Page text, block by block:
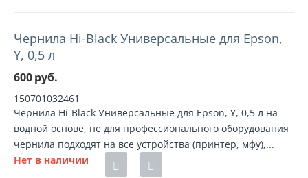
Чернила Hi-Black Универсальные для Epson,
Y, 0,5 л
600руб.
150701032461
Чернила Hi-Black Универсальные для Epson, Y, 0,5 л на
водной основе, не для профессионального оборудования
чернила подходят на все устройства (принтер, мфу),...
Нет в наличии